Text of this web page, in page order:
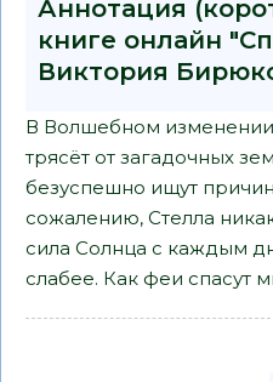
Аннотация
книге онлайн
Виктория
В Волшебном
трясёт от загадочных
безуспешно ищут
сожалению, Стелла
сила Солнца с каждым
слабее. Как феи спасут